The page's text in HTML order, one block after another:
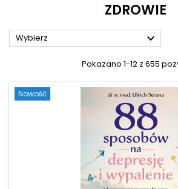
ZDROWIE
Wybierz 
Pokazano 1-12 z 655
Nowość